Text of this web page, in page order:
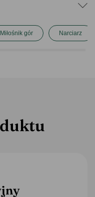
Miłośnik gór Narciarz